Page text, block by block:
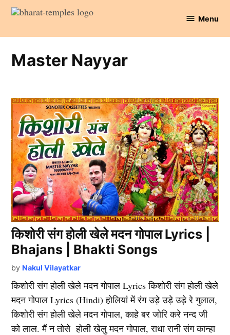
Skip
content
Temples
Menu
Master Nayyar
किशोरी संग होली खेले मदन गोपाल Lyrics |
Bhajans | Bhakti Songs
by Nakul Vilayatkar
किशोरी संग होली खेले मदन गोपाल Lyrics किशोरी संग होली खेले
मदन गोपाल Lyrics (Hindi) होलियां में रंग उड़े उड़े उड़े रे गुलाल,
किशोरी संग होली खेले मदन गोपाल, काहे बर जोरि करे नन्द जी
को लाल. मैं न तोसे होली खेलु मदन गोपाल, राधा रानी संग कान्हा